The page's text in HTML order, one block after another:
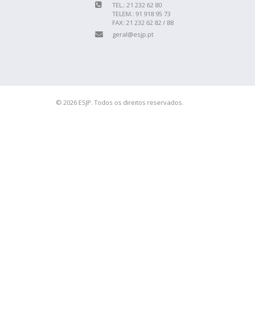
TEL.: 21 232 62 80
TELEM.: 91 918 95 73
FAX: 21 232 62 82 / 88
geral@esjp.pt
© 2026 ESJP. Todos os direitos reservados.